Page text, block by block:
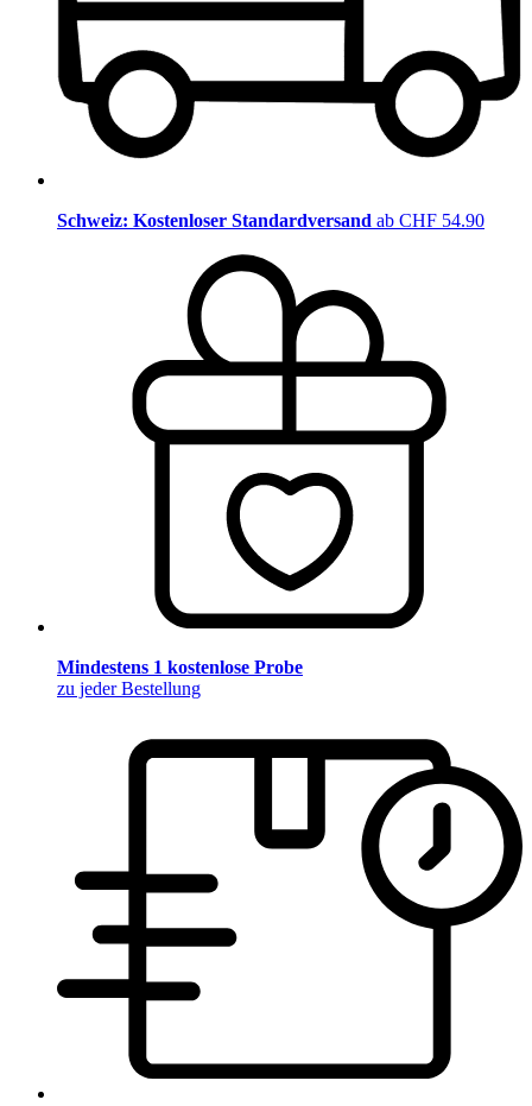
Schweiz: Kostenloser Standardversand ab CHF 54.90
Mindestens 1 kostenlose Probe
zu jeder Bestellung